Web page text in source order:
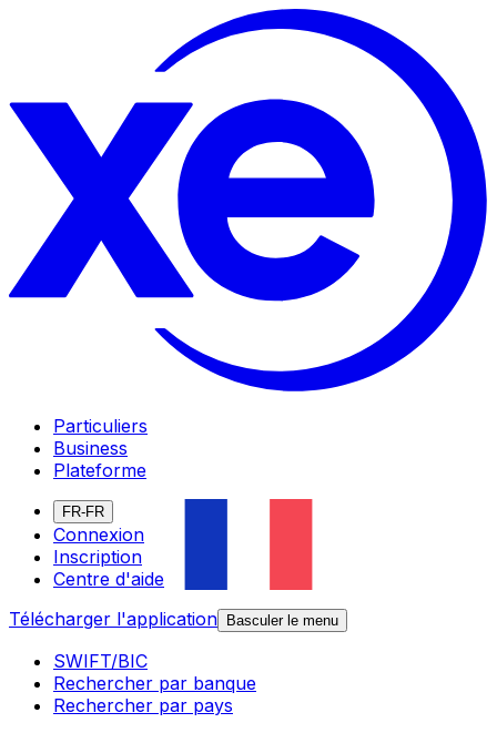
Particuliers
Business
Plateforme
FR-FR
Connexion
Inscription
Centre d'aide
Télécharger l'application
Basculer le menu
SWIFT/BIC
Rechercher par banque
Rechercher par pays